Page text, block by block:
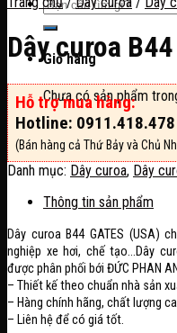
Giỏ hàng
Chưa có sản phẩm
Dây curoa
Hỗ trợ mua hàng:
Hotline:
(Bán hàng cả Thứ Bảy và Chủ
Danh mục: Dây curoa, Dây
Thông tin sản phẩm
Dây curoa B44 GATES (USA)
nghiệp xe hơi, chế tạo…Dây
được phân phối bới ĐỨC PHAN
– Thiết kế theo chuẩn nhà sản
– Hàng chính hãng, chất lượng
– Liên hệ để có giá tốt.